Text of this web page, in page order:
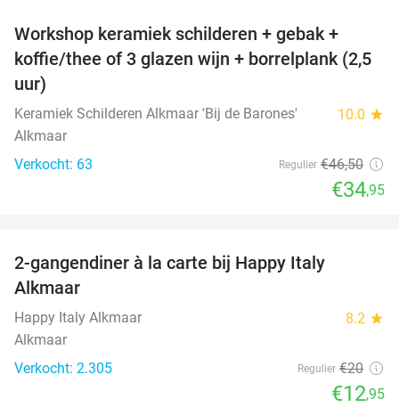
Workshop keramiek schilderen + gebak +
koffie/thee of 3 glazen wijn + borrelplank (2,5
uur)
Keramiek Schilderen Alkmaar 'Bij de Barones' 10.0 star
Alkmaar
Verkocht: 63
Regulier €46,50
€34,95
2-gangendiner à la carte bij Happy Italy
Alkmaar
Happy Italy Alkmaar 8.2 star
Alkmaar
Verkocht: 2.305
Regulier €20
€12,95